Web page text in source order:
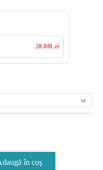
28.00Lei